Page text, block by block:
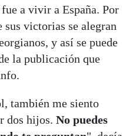
a vivir a España. Por
sus victorias se alegran
y así se puede
la publicación que
también me siento
dos hijos. No puedes